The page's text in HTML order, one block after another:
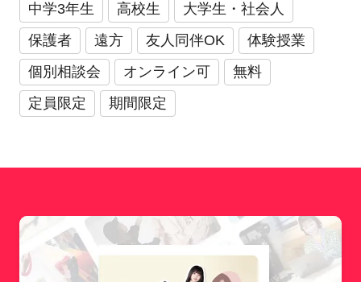
中学3年生
高校生
大学生・社会人
保護者
遠方 友人同伴OK
体験授業
個別相談会
オンライン可
無料
定員限定
期間限定